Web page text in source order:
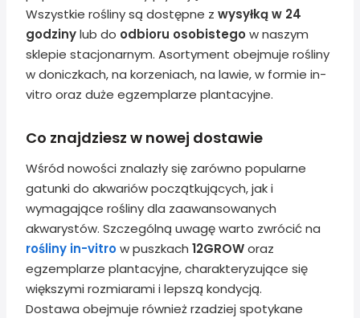
Wszystkie rośliny są dostępne z wysyłką w 24
godzinylub do odbioru osobistegow naszym
sklepie stacjonarnym. Asortyment obejmuje rośliny
w doniczkach, na korzeniach, na lawie, w formie in-
vitro oraz duże egzemplarze plantacyjne.
Co znajdziesz w nowej dostawie
Wśród nowości znalazły się zarówno popularne
gatunki do akwariów początkujących, jak i
wymagające rośliny dla zaawansowanych
akwarystów. Szczególną uwagę warto zwrócić na
rośliny in-vitrow puszkach 12GROWoraz
egzemplarze plantacyjne, charakteryzujące się
większymi rozmiarami i lepszą kondycją.
Dostawa obejmuje również rzadziej spotykane